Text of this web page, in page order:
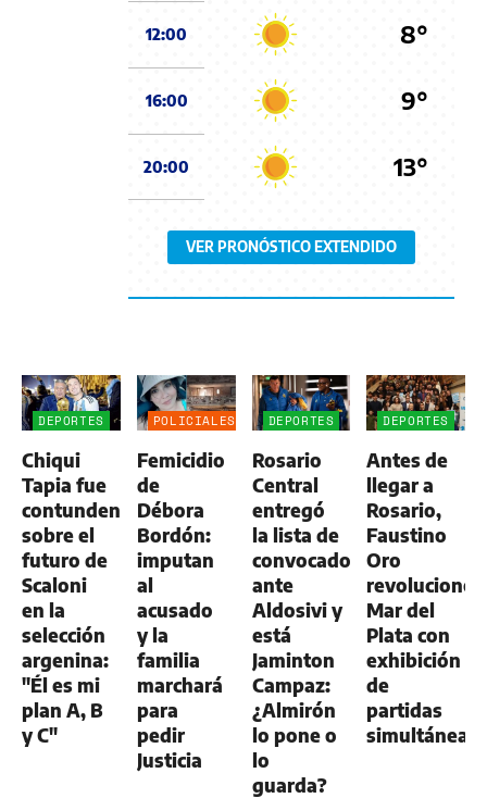
12:00 8°
16:00 9°
20:00 13°
VER PRONÓSTICO EXTENDIDO
DEPORTES
Chiqui
Tapia fue
contundente
sobre el
futuro de
Scaloni
en la
selección
argenina:
"Él es mi
plan A, B
y C"
POLICIALES
Femicidio
de
Débora
Bordón:
imputan
al
acusado
y la
familia
marchará
para
pedir
Justicia
DEPORTES
Rosario
Central
entregó
la lista de
convocados
ante
Aldosivi y
está
Jaminton
Campaz:
¿Almirón
lo pone o
lo
guarda?
DEPORTES
Antes de
llegar a
Rosario,
Faustino
Oro
revolucionó
Mar del
Plata con
exhibición
de
partidas
simultáneas